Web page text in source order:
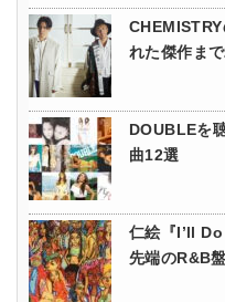
れた傑作ま
DOUBLEを
曲12選
仁絵『I’ll
先端のR&B盤